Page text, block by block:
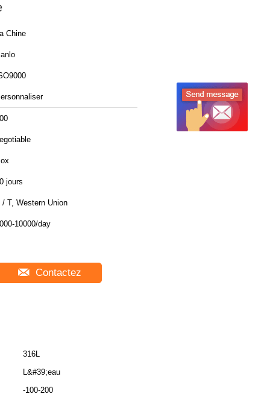
Chine
jours
/ T, Western Union
10000/day
Contactez
316L
L&#39;eau
-100-200